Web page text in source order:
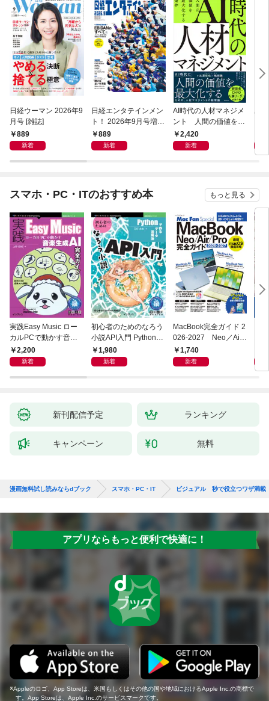
日経ウーマン 2026年9
月号 [雑誌]
889
新着
日経エンタテインメン
ト！ 2026年9月号増刊
【表紙：EBiDAN】
889
新着
AI時代の人材マネジメ
ント 人間の価値を最
大化する条件
2,420
新着
感
スマホ・PC・ITのおすすめ本 もっと見る
実践Easy Music ロー
カルPCで動かす音楽
生成AI完全ガイド
2,200
新着
初心者のためのなろう
小説API入門 Pythonで
作るデータ活用法
1,980
新着
MacBook完全ガイド 2
026-2027 Neo／Air
／Pro対応
1,740
新着
X/
新刊配信予定 ランキング
キャンペーン 無料
漫画無料試し読みならdブック スマホ・PC・IT ビジュアル 秒で役立つワザ満
アプリならもっと便利で快適に！
Appleのロゴ、App Storeは、米国もしくはその他の国や地域におけるApple Inc.の商標で
す。App Storeは、Apple Inc.のサービスマークです。